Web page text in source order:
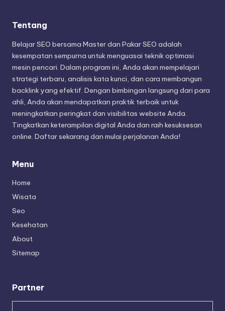
Tentang
Belajar SEO bersama Master dan Pakar SEO adalah
kesempatan sempurna untuk menguasai teknik optimasi
mesin pencari. Dalam program ini, Anda akan mempelajari
strategi terbaru, analisis kata kunci, dan cara membangun
backlink yang efektif. Dengan bimbingan langsung dari para
ahli, Anda akan mendapatkan praktik terbaik untuk
meningkatkan peringkat dan visibilitas website Anda.
Tingkatkan keterampilan digital Anda dan raih kesuksesan
online. Daftar sekarang dan mulai perjalanan Anda!
Menu
Home
Wisata
Seo
Kesehatan
About
Sitemap
Partner